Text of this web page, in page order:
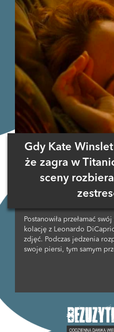
Gdy Kate
że zagra w
sceny
Postanowiła przełamać
kolację z Leonardo
zdjęć. Podczas jedzenia
swoje piersi, tym samym